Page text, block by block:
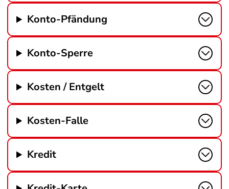
Konto-Pfändung
Konto-Sperre
Kosten / Entgelt
Kosten-Falle
Kredit